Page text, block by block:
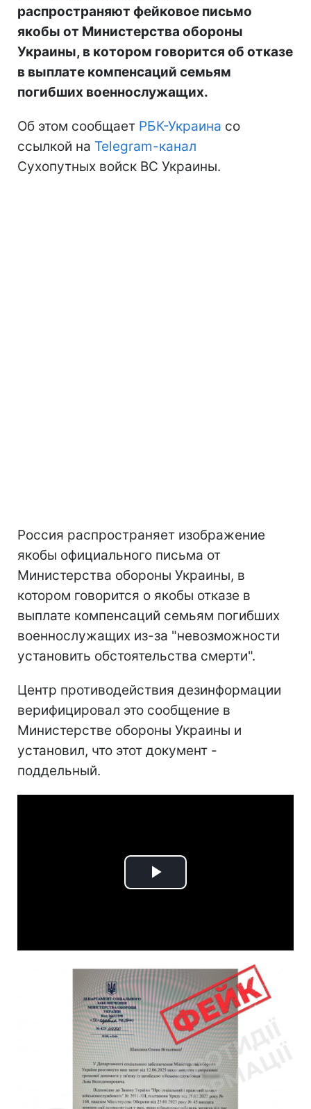
распространяют фейковое письмо
якобы от Министерства обороны
Украины, в котором говорится об отказе
в выплате компенсаций семьям
погибших военнослужащих.
Об этом сообщает РБК-Украина со
ссылкой на Telegram-канал
Сухопутных войск ВС Украины.
Россия распространяет изображение
якобы официального письма от
Министерства обороны Украины, в
котором говорится о якобы отказе в
выплате компенсаций семьям погибших
военнослужащих из-за "невозможности
установить обстоятельства смерти".
Центр противодействия дезинформации
верифицировал это сообщение в
Министерстве обороны Украины и
установил, что этот документ -
поддельный.
Play